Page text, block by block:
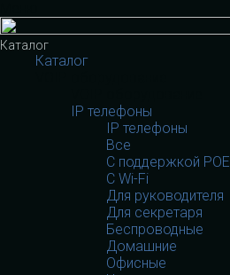
Каталог
Каталог
IP телефоны
IP телефоны
Все
С поддержкой POE
C Wi-Fi
Для руководителя
Для секретаря
Беспроводные
Домашние
Офисные